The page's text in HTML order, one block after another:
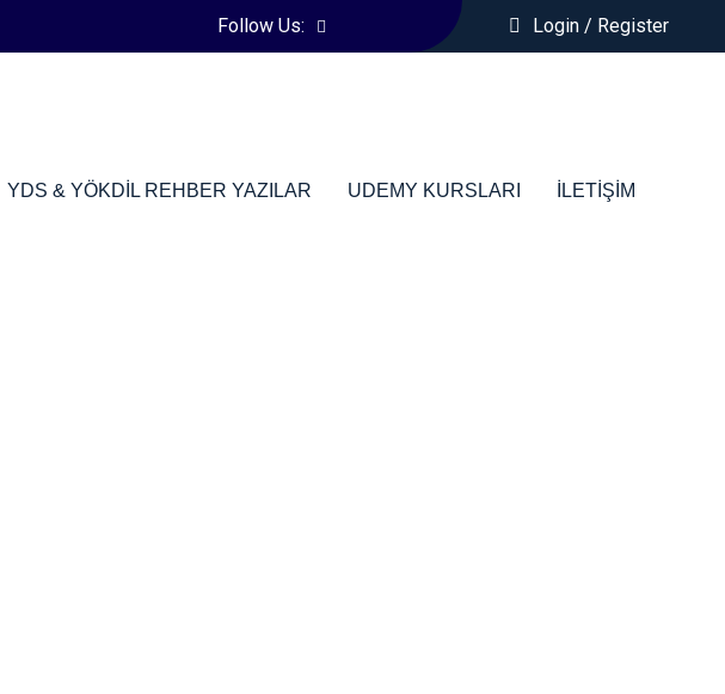
Follow Us: Login / Register
YDS & YÖKDİL REHBER YAZILAR UDEMY KURSLARI İLETIŞIM